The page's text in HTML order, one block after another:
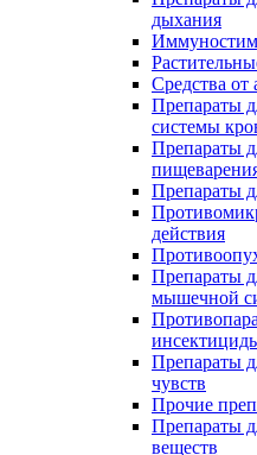
дыхания
Средства от
Препараты
системы
Препараты
Препараты
действия
Препараты
мышечной
Препараты
чувств
Прочие
Препараты
веществ